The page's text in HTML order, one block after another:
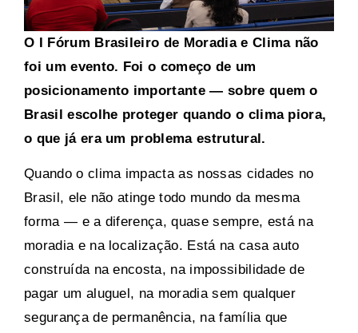
O I Fórum Brasileiro de Moradia e Clima não
foi um evento. Foi o começo de um
posicionamento importante — sobre quem o
Brasil escolhe proteger quando o clima piora,
o que já era um problema estrutural.
Quando o clima impacta as nossas cidades no
Brasil, ele não atinge todo mundo da mesma
forma — e a diferença, quase sempre, está na
moradia e na localização. Está na casa auto
construída na encosta, na impossibilidade de
pagar um aluguel, na moradia sem qualquer
segurança de permanência, na família que